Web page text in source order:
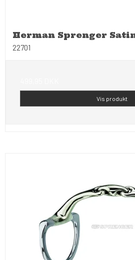
Herman Sprenger
22701
Vis produkt